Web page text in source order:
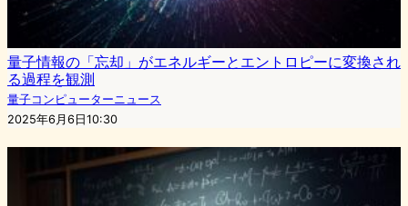
量子情報の「忘却」がエネルギーとエントロピーに変換され
る過程を観測
量子コンピューターニュース
2025年6月6日10:30